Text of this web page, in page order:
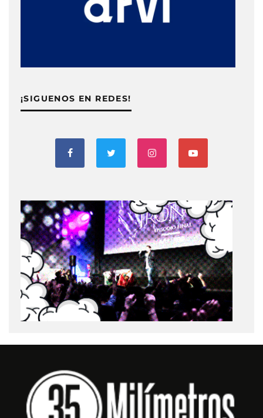
¡SIGUENOS EN REDES!